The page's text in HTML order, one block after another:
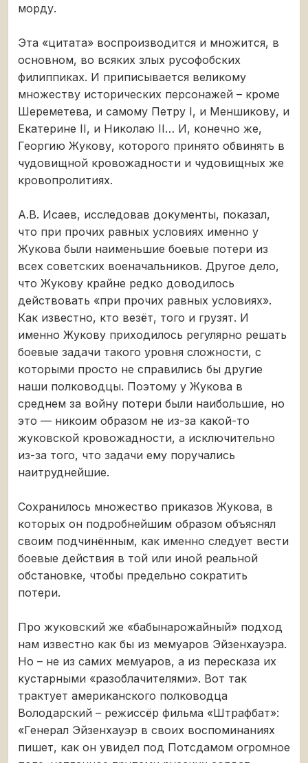
морду.
Эта «цитата» воспроизводится и множится, в
основном, во всяких злых русофобских
филиппиках. И приписывается великому
множеству исторических персонажей – кроме
Шереметева, и самому Петру I, и Меншикову, и
Екатерине II, и Николаю II… И, конечно же,
Георгию Жукову, которого принято обвинять в
чудовищной кровожадности и чудовищных же
кровопролитиях.
А.В. Исаев, исследовав документы, показал,
что при прочих равных условиях именно у
Жукова были наименьшие боевые потери из
всех советских военачальников. Другое дело,
что Жукову крайне редко доводилось
действовать «при прочих равных условиях».
Как известно, кто везёт, того и грузят. И
именно Жукову приходилось регулярно решать
боевые задачи такого уровня сложности, с
которыми просто не справились бы другие
наши полководцы. Поэтому у Жукова в
среднем за войну потери были наибольшие, но
это — никоим образом не из-за какой-то
жуковской кровожадности, а исключительно
из-за того, что задачи ему поручались
наитруднейшие.
Сохранилось множество приказов Жукова, в
которых он подробнейшим образом объяснял
своим подчинённым, как именно следует вести
боевые действия в той или иной реальной
обстановке, чтобы предельно сократить
потери.
Про жуковский же «бабынарожайный» подход
нам известно как бы из мемуаров Эйзенхауэра.
Но – не из самих мемуаров, а из пересказа их
кустарными «разоблачителями». Вот так
трактует американского полководца
Володарский – режиссёр фильма «Штрафбат»:
«Генерал Эйзенхауэр в своих воспоминаниях
пишет, как он увидел под Потсдамом огромное